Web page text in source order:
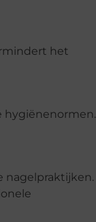
het
hygiënenormen.
nagelpraktijken.